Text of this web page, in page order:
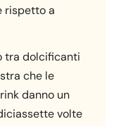
rispetto a
tra dolcificanti
che le
danno un
volte